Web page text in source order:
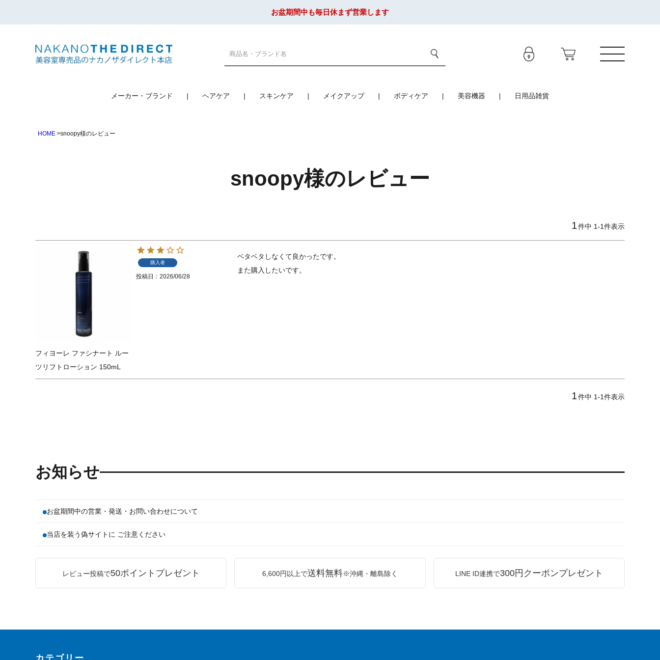
お盆期間中も毎日休まず営業します
メーカー・ブランド ヘアケア スキンケア メイクアップ ボディケア 美容機器 日用品雑貨
HOME snoopy様のレビュー
snoopy様のレビュー
1件中 1-1件表示
フィヨーレ ファシナート ルー
ツリフトローション 150mL
購入者
投稿日 2026/06/28
ベタベタしなくて良かったです。
1件中 1-1件表示
お知らせ
お盆期間中の営業・発送・お問い合わせについて
当店を装う偽サイトに ご注意ください
レビュー投稿で50ポイントプレゼント 6,600円以上で送料無料※沖縄・離島除く LINE ID連携で300円クーポンプレゼント